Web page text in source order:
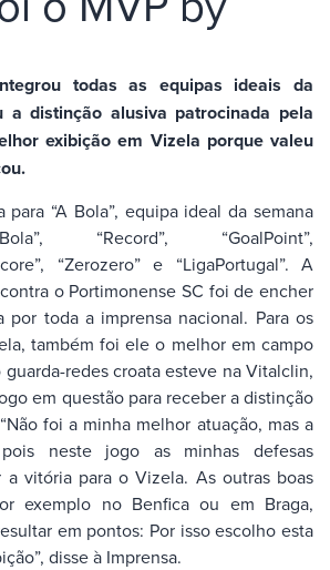
todas as equipas ideais da
a distinção alusiva patrocinada pela
exibição em Vizela porque valeu
para “A Bola”, equipa ideal da semana
“Record”, “GoalPoint”,
“Zerozero” e “LigaPortugal”. A
o Portimonense SC foi de encher
por toda a imprensa nacional. Para os
também foi ele o melhor em campo
redes croata esteve na Vitalclin,
em questão para receber a distinção
foi a minha melhor atuação, mas a
neste jogo as minhas defesas
a vitória para o Vizela. As outras boas
exemplo no Benfica ou em Braga,
em pontos: Por isso escolho esta
disse à Imprensa.